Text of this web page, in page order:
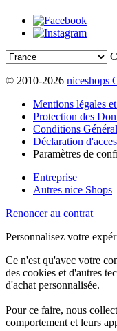
© 2010-2026 niceshops
Mentions légales
Protection des
Conditions
Déclaration
Paramètres de
Entreprise
Autres nice Shops
Renoncer au contrat
Personnalisez votre
Ce n'est qu'avec votre
des cookies et d'autres
d'achat personnalisée.
Pour ce faire, nous
comportement et leurs